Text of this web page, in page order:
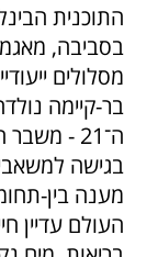
התוכנית
בסביבה,
מסלולים
בר-קיימה
ה־21 -
בגישה
מענה בין-
העולם עדיין